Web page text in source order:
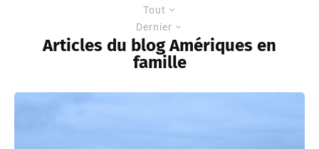
Tout
Dernier
Articles du blog Amériques en
famille